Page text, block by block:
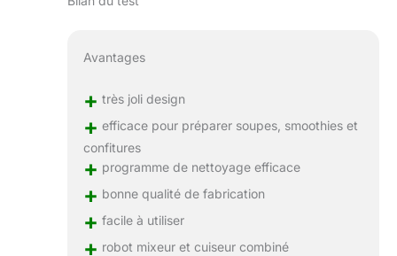
Avantages
+ très joli design
+ efficace pour préparer soupes, smoothies et
confitures
+ programme de nettoyage efficace
+ bonne qualité de fabrication
+ facile à utiliser
+ robot mixeur et cuiseur combiné